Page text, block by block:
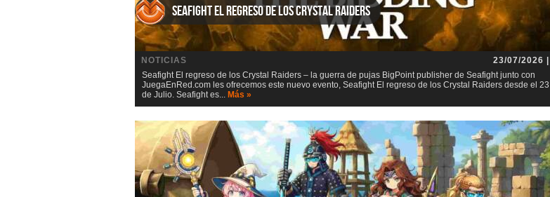
Seafight El regreso de los Crystal Raiders
NOTICIAS
23/07/2026
Seafight El regreso de los Crystal Raiders – la guerra de pujas BigPoint publisher de Seafight junto con
JuegaEnRed.com les ofrecemos este nuevo evento, Seafight El regreso de los Crystal Raiders desde el
de Julio. Seafight es... Más »